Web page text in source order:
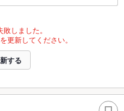
しました。
更新してください。
する